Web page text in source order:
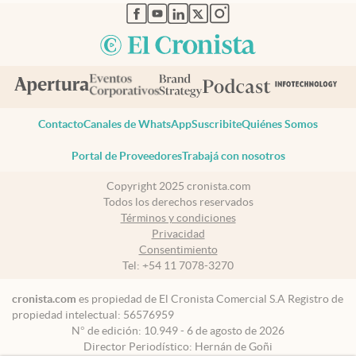
abre en nueva pestaña
abre en nueva pestaña
abre en nueva pestaña
abre en nueva pestaña
abre en nueva pestaña
ContactoCanales de WhatsAppSuscribiteQuiénes Somos
Portal de ProveedoresTrabajá con nosotros
Copyright 2025 cronista.com
Todos los derechos reservados
Términos y condiciones
Privacidad
Consentimiento
Tel: +54 11 7078-3270
cronista.com es propiedad de El Cronista Comercial S.A Registro de
propiedad intelectual: 56576959
N° de edición: 10.949 - 6 de agosto de 2026
Director Periodístico: Hernán de Goñi